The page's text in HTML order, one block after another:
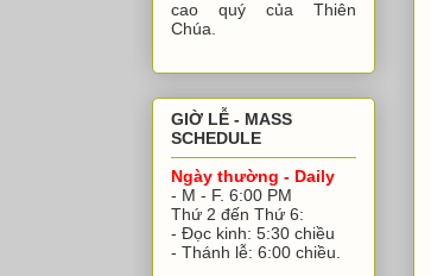
cao quý của Thiên
Chúa.
GIỜ LỄ - MASS
SCHEDULE
Ngày thường - Daily
- M - F. 6:00 PM
Thứ 2 đến Thứ 6:
- Đọc kinh: 5:30 chiều
- Thánh lễ: 6:00 chiều.